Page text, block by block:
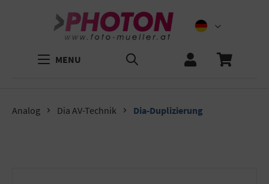
MENU
Analog Dia AV-Technik Dia-Duplizierung